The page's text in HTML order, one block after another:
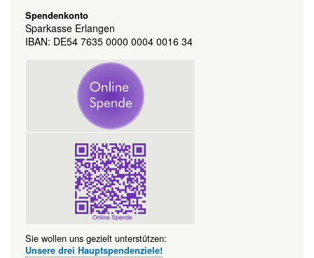
Spendenkonto
Sparkasse Erlangen
IBAN: DE54 7635 0000 0004 0016 34
Sie wollen uns gezielt unterstützen:
Unsere drei Hauptspendenziele!